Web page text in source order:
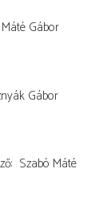
Máté Gábor
Gábor
Szabó Máté